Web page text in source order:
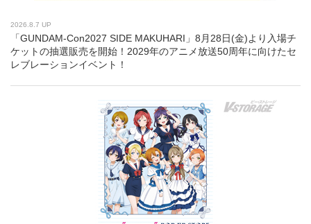
2026.8.7 UP
「GUNDAM-Con2027 SIDE MAKUHARI」8月28日(金)より入場チ
ケットの抽選販売を開始！2029年のアニメ放送50周年に向けたセ
レブレーションイベント！